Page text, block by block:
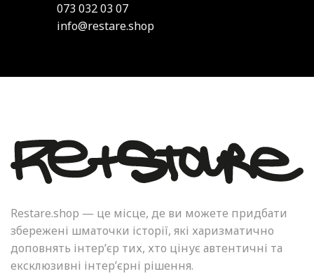
073 032 03 07
info@restare.shop
Restare.shop — це місце, де ви можете придбати
збережені шматочки історії, які харизматично
доповнять інтер’єр тих, хто цінує автентичні та
ексклюзивні інтер’єрні рішення.